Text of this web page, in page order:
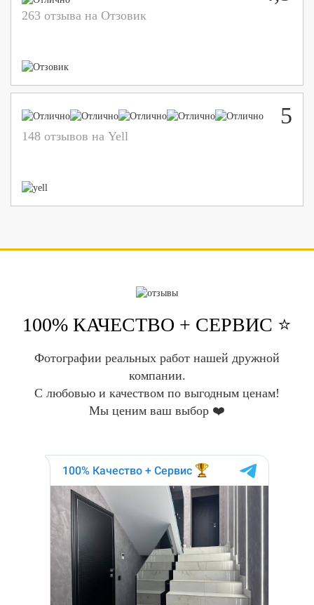
263 отзыва на Отзовик
5
148 отзывов на Yell
100% КАЧЕСТВО + СЕРВИС ⭐️
Фотографии реальных работ нашей дружной
компании.
С любовью и качеством по выгодным ценам!
Мы ценим ваш выбор ❤️